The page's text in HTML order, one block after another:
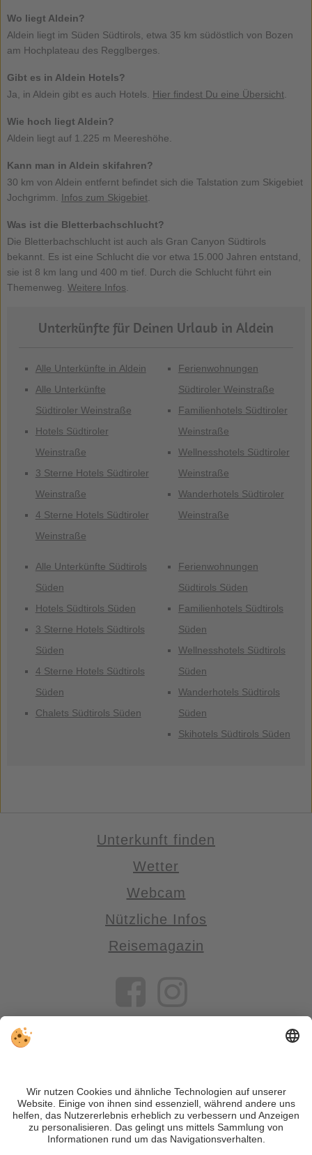
Wo liegt Aldein?
Aldein liegt im Süden Südtirols, etwa 35 km südöstlich von Bozen
am Hochplateau des Regglberges.
Gibt es in Aldein Hotels?
Ja, in Aldein gibt es auch Hotels. Hier findest Du eine Übersicht.
Wie hoch liegt Aldein?
Aldein liegt auf 1.225 m Meereshöhe.
Kann man in Aldein skifahren?
30 km von Aldein entfernt befindet sich die Talstation zum Skigebiet
Jochgrimm. Infos zum Skigebiet.
Was ist die Bletterbachschlucht?
Die Bletterbachschlucht ist auch als Gran Canyon Südtirols
bekannt. Es ist eine Schlucht die vor etwa 15.000 Jahren entstand,
sie ist 8 km lang und 400 m tief. Durch die Schlucht führt ein
Themenweg. Weitere Infos
Unterkünfte für Deinen Urlaub in Aldein
Alle Unterkünfte in Aldein
Alle Unterkünfte
Südtiroler Weinstraße
Hotels Südtiroler
Weinstraße
3 Sterne Hotels Südtiroler
Weinstraße
4 Sterne Hotels Südtiroler
Weinstraße
Ferienwohnungen
Südtiroler Weinstraße
Familienhotels Südtiroler
Weinstraße
Wellnesshotels Südtiroler
Weinstraße
Wanderhotels Südtiroler
Weinstraße
Alle Unterkünfte Südtirols
Süden
Hotels Südtirols Süden
3 Sterne Hotels Südtirols
Süden
4 Sterne Hotels Südtirols
Süden
Chalets Südtirols Süden
Ferienwohnungen
Südtirols Süden
Familienhotels Südtirols
Süden
Wellnesshotels Südtirols
Süden
Wanderhotels Südtirols
Süden
Skihotels Südtirols Süden
Unterkunft finden
Wetter
Webcam
Nützliche Infos
Reisemagazin
VIVOSüdtirol ist das Reiseportal für alle, die Südtirol nicht nur
besuchen, sondern wirklich erleben wollen – inklusive Tipps,
tollen Unterkünften und Angeboten.